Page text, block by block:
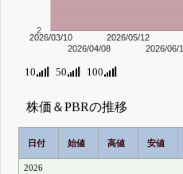
2026/03/10
2026/04/08
2026/05/12
2026/06/
2
10 50 100
株価＆PBRの推移
日付 始値 高値 安値
2026